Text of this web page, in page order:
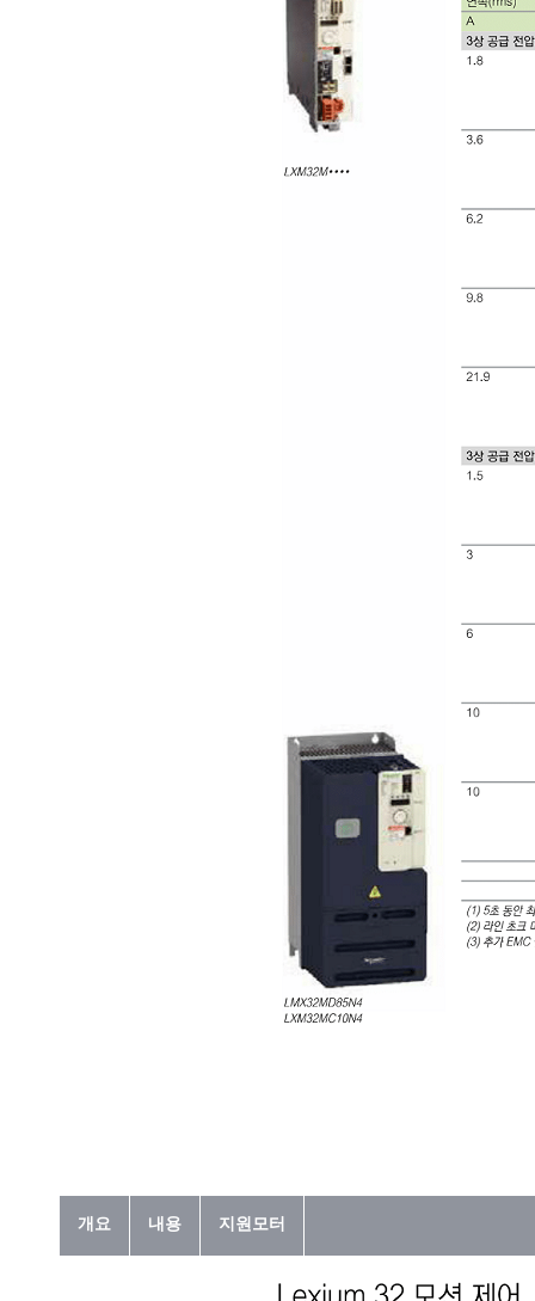
개요 내용 지원모터